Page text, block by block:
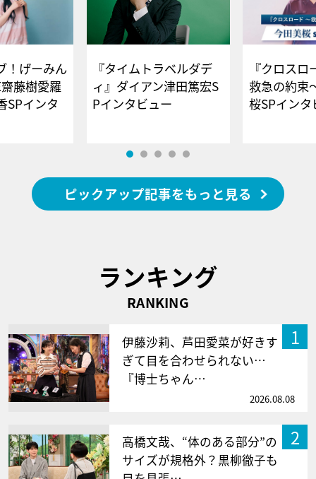
！げーみん
藤樹愛羅
SPインタ
『タイムトラベルダデ
ィ』ダイアン津田篤宏S
Pインタビュー
『クロス
救急の約束
桜SPイ
ピックアップ記事をもっと見る
ランキング
RANKING
1
伊藤沙莉、芦田愛菜が好きす
ぎて目を合わせられない…
『博士ちゃん…
2026.08.08
2
高橋文哉、“体のある部分”の
サイズが規格外？黒柳徹子も